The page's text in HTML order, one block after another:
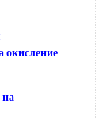
окисление
на